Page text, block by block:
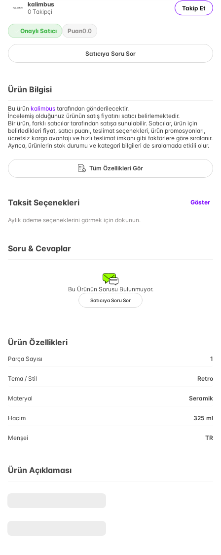
kalimbus
0 Takipçi Takip Et
Onaylı Satıcı Puan0.0
Satıcıya Soru Sor
Ürün Bilgisi
Bu ürün kalimbus tarafından gönderilecektir.
İncelemiş olduğunuz ürünün satış fiyatını satıcı belirlemektedir.
Bir ürün, farklı satıcılar tarafından satışa sunulabilir. Satıcılar, ürün için
belirledikleri fiyat, satıcı puanı, teslimat seçenekleri, ürün promosyonları,
ücretsiz kargo avantajı ve hızlı teslimat imkanı gibi faktörlere göre sıralanır.
Ayrıca, ürünlerin stok durumu ve kategori bilgileri de sıralamada etkili olur.
Tüm Özellikleri Gör
Taksit Seçenekleri Göster
Aylık ödeme seçeneklerini görmek için dokunun.
Soru & Cevaplar
Bu Ürünün Sorusu Bulunmuyor.
Satıcıya Soru Sor
Ürün Özellikleri
Parça Sayısı 1
Tema / Stil Retro
Materyal Seramik
Hacim 325 ml
Menşei TR
Ürün Açıklaması